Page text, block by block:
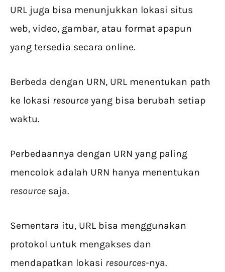
URL juga bisa menunjukkan lokasi situs
web, video, gambar, atau format apapun
yang tersedia secara online.
Berbeda dengan URN, URL menentukan path
ke lokasi resource yang bisa berubah setiap
waktu.
Perbedaannya dengan URN yang paling
mencolok adalah URN hanya menentukan
resource saja.
Sementara itu, URL bisa menggunakan
protokol untuk mengakses dan
mendapatkan lokasi resources-nya.